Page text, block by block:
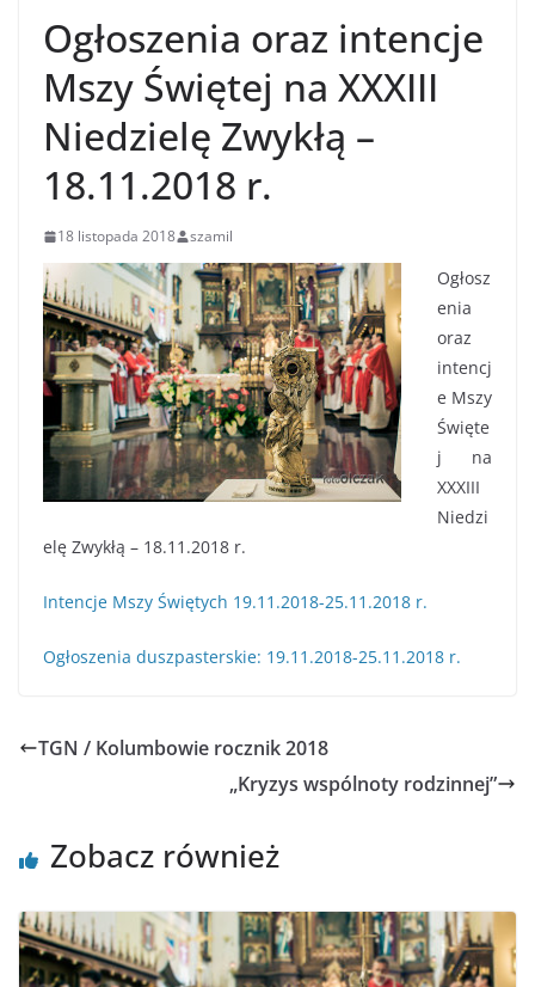
Ogłoszenia oraz intencje
Mszy Świętej na XXXIII
Niedzielę Zwykłą –
18.11.2018 r.
18 listopada 2018 szamil
Ogłosz
enia
oraz
intencj
e Mszy
Święte
j na
XXXIII
Niedzi
elę Zwykłą – 18.11.2018 r.
Intencje Mszy Świętych 19.11.2018-25.11.2018 r.
Ogłoszenia duszpasterskie: 19.11.2018-25.11.2018 r.
TGN / Kolumbowie rocznik 2018
„Kryzys wspólnoty rodzinnej”
Zobacz również